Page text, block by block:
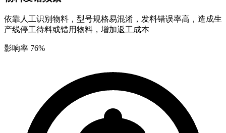
依靠人工识别物料，型号规格易混淆，发料错误率高，造成生
产线停工待料或错用物料，增加返工成本
影响率 76%